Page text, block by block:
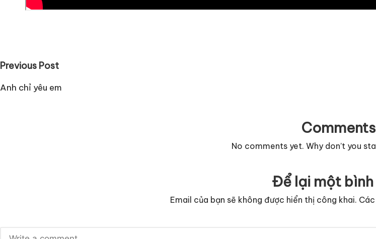
Post
navigation
Previous Post
Anh chỉ yêu em
Comments
No comments yet. Why don’t you
Để lại một bình
Email của bạn sẽ không được hiển thị công khai.